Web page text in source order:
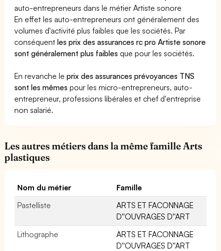
auto-entrepreneurs dans le métier Artiste sonore
En effet les auto-entrepreneurs ont généralement des
volumes d'activité plus faibles que les sociétés. Par
conséquentles prix des assurances rc pro Artiste sonore
sont généralement plus faibles que pour les sociétés.
En revanche leprix des assurances prévoyances TNS
sont les mêmes pour les micro-entrepreneurs, auto-
entrepreneur, professions libérales et chef d'entreprise
non salarié.
Les autres métiers dans la même famille Arts
plastiques
Nom du métier
Famille
Pastelliste
ARTS ET FACONNAGE
D''OUVRAGES D''ART
Lithographe
ARTS ET FACONNAGE
D''OUVRAGES D''ART